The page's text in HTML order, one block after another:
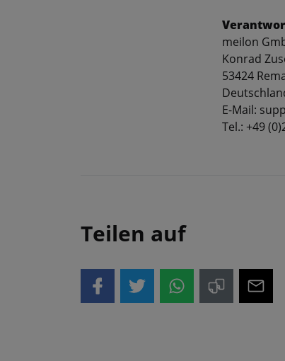
meilon
Konrad
53424
E-Mail:
Tel.: +49
Teilen auf